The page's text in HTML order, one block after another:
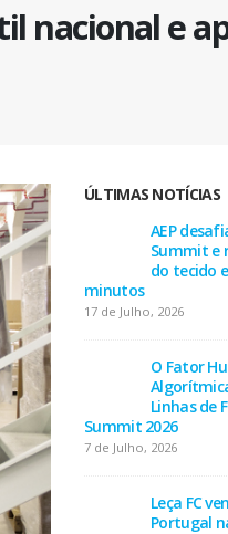
nacional e
ÚLTIMAS NOTÍCIAS
0)
na
de
AEP
Summit e
do tecido
minutos
17 de Julho, 2026
O Fator
Linhas de
Summit 2026
7 de Julho, 2026
Leça FC
Portugal